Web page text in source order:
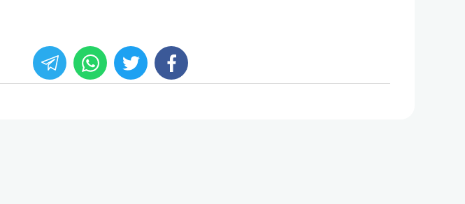
facebook
twitter
whats